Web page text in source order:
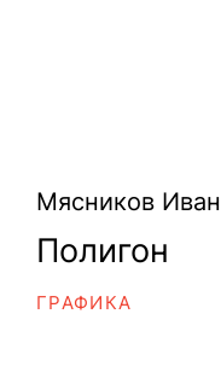
Мясников Иван
Полигон
ГРАФИКА